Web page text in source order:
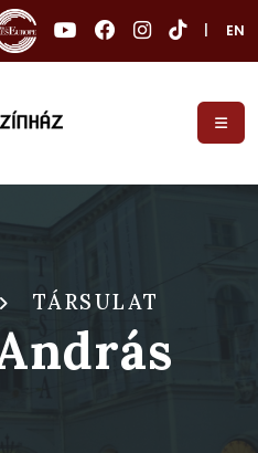
EN
TÁRSULAT